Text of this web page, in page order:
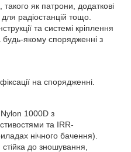
як патрони, додаткові
радіостанцій тощо.
та системі кріплення
будь-якому спорядженні з
на спорядженні.
1000D з
та IRR-
нічного бачення).
до зношування,